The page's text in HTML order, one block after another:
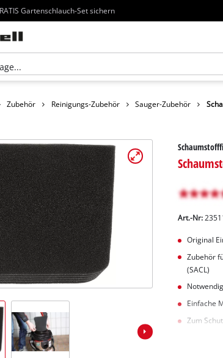
Gartenschlauch-Set sichern
Zubehör Reinigungs-Zubehör Sauger-Zubehör
Art.-Nr:
Original
Zubehör
(SACL)
Einfache
Zum